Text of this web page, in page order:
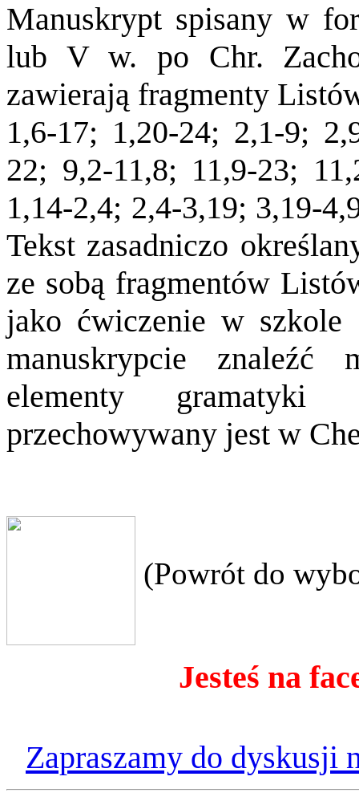
Manuskrypt spisany w
lub V w. po Chr.
zawierają fragmenty
1,6-17; 1,20-24; 2,1-9;
22; 9,2-11,8; 11,9-23;
1,14-2,4; 2,4-3,19; 3,19-
Tekst zasadniczo
ze sobą fragmentów
jako ćwiczenie w
manuskrypcie znaleźć
elementy gramatyki
przechowywany jest w
(Powrót do
Jesteś na
Zapraszamy do dyskusji